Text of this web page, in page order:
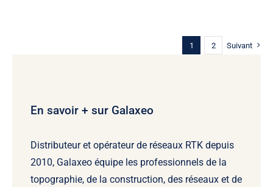
1 2 Suivant
En savoir + sur Galaxeo
Distributeur et opérateur de réseaux RTK depuis
2010, Galaxeo équipe les professionnels de la
topographie, de la construction, des réseaux et de